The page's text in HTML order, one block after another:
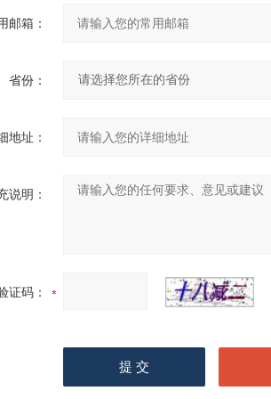
邮箱：
省份：
地址：
说明：
证码：